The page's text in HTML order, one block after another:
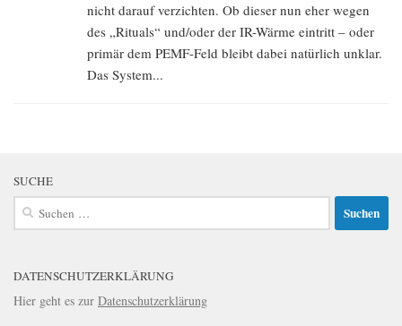
nicht darauf verzichten. Ob dieser nun eher wegen
des „Rituals“ und/oder der IR-Wärme eintritt – oder
primär dem PEMF-Feld bleibt dabei natürlich unklar.
Das System...
SUCHE
Suchen
nach:
DATENSCHUTZERKLÄRUNG
Hier geht es zur Datenschutzerklärung